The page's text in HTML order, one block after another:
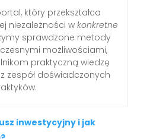
który przekształca
niezależności w konkretne
sprawdzone metody
możliwościami,
praktyczną wiedzę
zespół doświadczonych
inwestycyjny i jak